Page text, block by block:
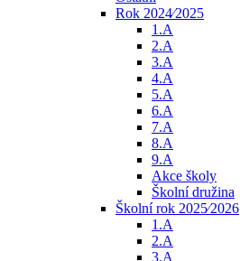
Rok 2024⁄2025
1.A
2.A
3.A
4.A
5.A
6.A
7.A
8.A
9.A
Akce školy
Školní družina
Školní rok 2025⁄2026
1.A
2.A
3.A